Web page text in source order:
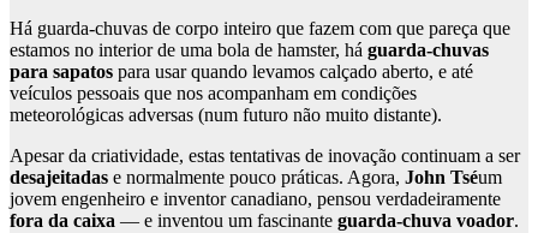
Há guarda-chuvas de corpo inteiro que fazem com que pareça que
estamos no interior de uma bola de hamster, há guarda-chuvas
para sapatos para usar quando levamos calçado aberto, e até
veículos pessoais que nos acompanham em condições
meteorológicas adversas (num futuro não muito distante).
Apesar da criatividade, estas tentativas de inovação continuam a ser
desajeitadas e normalmente pouco práticas. Agora, John Tséum
jovem engenheiro e inventor canadiano, pensou verdadeiramente
fora da caixa — e inventou um fascinante guarda-chuva voador.